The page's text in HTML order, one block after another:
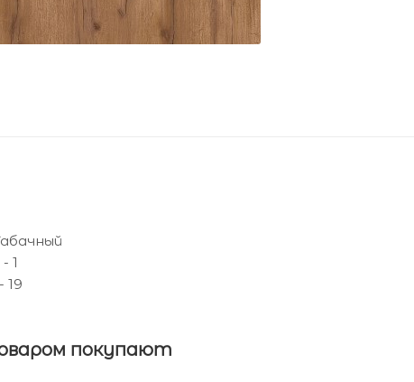
1
19
покупают